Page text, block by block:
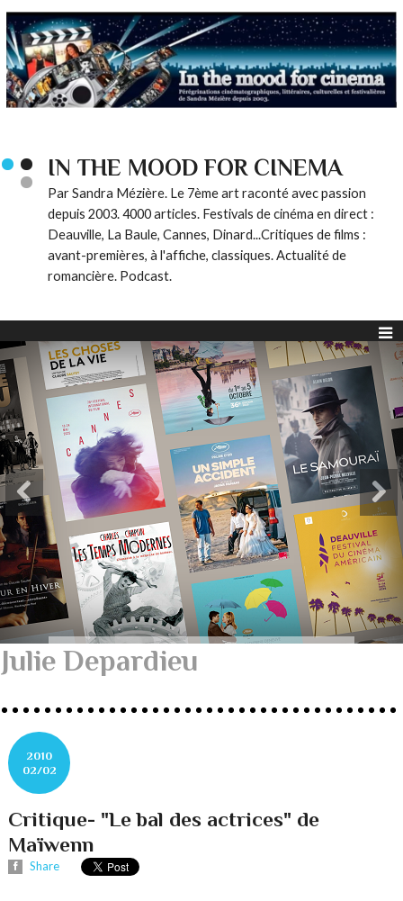
IN THE MOOD FOR CINEMA
Par Sandra Mézière. Le 7ème art raconté avec passion
depuis 2003. 4000 articles. Festivals de cinéma en direct :
Deauville, La Baule, Cannes, Dinard...Critiques de films :
avant-premières, à l'affiche, classiques. Actualité de
romancière. Podcast.
Julie Depardieu
2010
02/02
Critique- "Le bal des actrices" de
Maïwenn
Share